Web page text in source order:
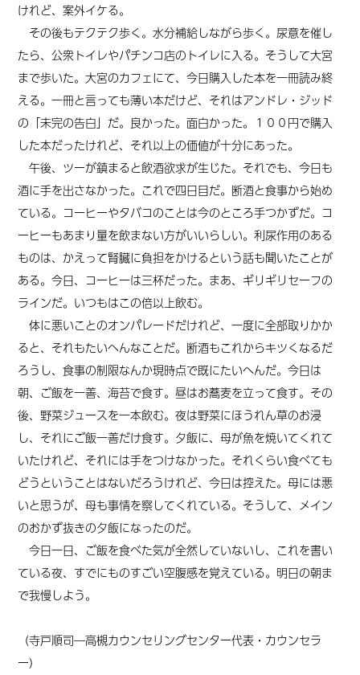
けれど、案外イケる。
その後もテクテク歩く。水分補給しながら歩く。尿意を催し
たら、公衆トイレやパチンコ店のトイレに入る。そうして大宮
まで歩いた。大宮のカフェにて、今日購入した本を一冊読み終
える。一冊と言っても薄い本だけど、それはアンドレ・ジッド
の「未完の告白」だ。良かった。面白かった。１００円で購入
した本だったけれど、それ以上の価値が十分にあった。
午後、ツーが鎮まると飲酒欲求が生じた。それでも、今日も
酒に手を出さなかった。これで四日目だ。断酒と食事から始め
ている。コーヒーやタバコのことは今のところ手つかずだ。コ
ーヒーもあまり量を飲まない方がいいらしい。利尿作用のある
ものは、かえって腎臓に負担をかけるという話も聞いたことが
ある。今日、コーヒーは三杯だった。まあ、ギリギリセーフの
ラインだ。いつもはこの倍以上飲む。
体に悪いことのオンパレードだけれど、一度に全部取りかか
ると、それもたいへんなことだ。断酒もこれからキツくなるだ
ろうし、食事の制限なんか現時点で既にたいへんだ。今日は
朝、ご飯を一善、海苔で食す。昼はお蕎麦を立って食す。その
後、野菜ジュースを一本飲む。夜は野菜にほうれん草のお浸
し、それにご飯一善だけ食す。夕飯に、母が魚を焼いてくれて
いたけれど、それには手をつけなかった。それくらい食べても
どうということはないだろうけれど、今日は控えた。母には悪
いと思うが、母も事情を察してくれている。そうして、メイン
のおかず抜きの夕飯になったのだ。
今日一日、ご飯を食べた気が全然していないし、これを書い
ている夜、すでにものすごい空腹感を覚えている。明日の朝ま
で我慢しよう。
（寺戸順司―高槻カウンセリングセンター代表・カウンセラ
ー）